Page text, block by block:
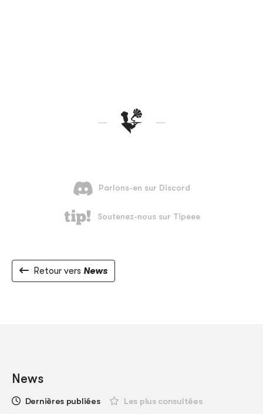
Retour vers News
News
Dernières publiées Les plus consultées